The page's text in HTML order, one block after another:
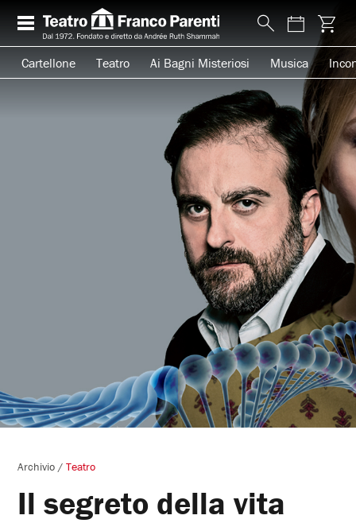
Cartellone Teatro Ai Bagni Misteriosi Musica
Archivio /Teatro
Il segreto della vita